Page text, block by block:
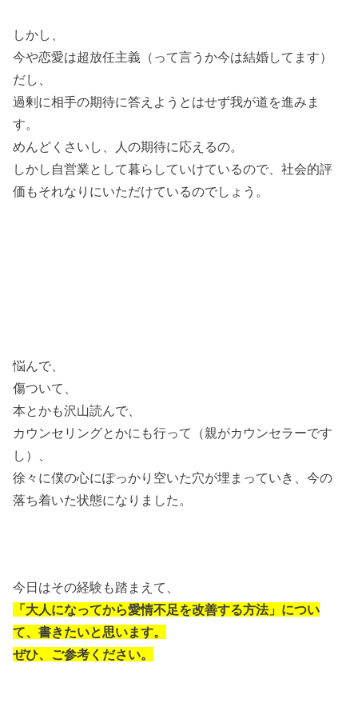
しかし、
今や恋愛は超放任主義（って言うか今は結婚してます）
だし、
過剰に相手の期待に答えようとはせず我が道を進みま
す。
めんどくさいし、人の期待に応えるの。
しかし自営業として暮らしていけているので、社会的評
価もそれなりにいただけているのでしょう。
悩んで、
傷ついて、
本とかも沢山読んで、
カウンセリングとかにも行って（親がカウンセラーです
し）、
徐々に僕の心にぽっかり空いた穴が埋まっていき、今の
落ち着いた状態になりました。
今日はその経験も踏まえて、
「大人になってから愛情不足を改善する方法」につい
て、書きたいと思います。
ぜひ、ご参考ください。